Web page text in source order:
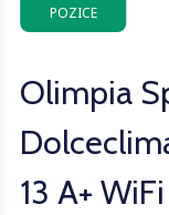
POZICE
Olimpia
13 A+ WiFi